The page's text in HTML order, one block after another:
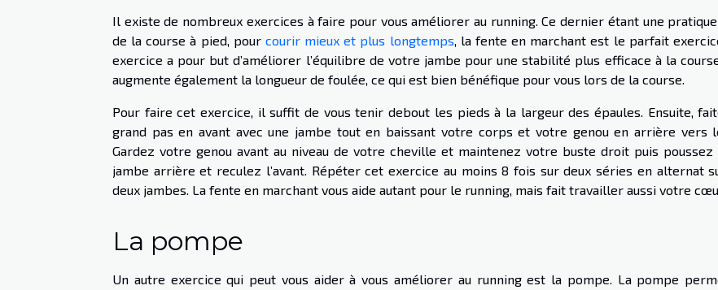
Il existe de nombreux exercices à faire pour vous améliorer au running. Ce dernier étant une
de la course à pied, pour courir mieux et plus longtemps, la fente en marchant est le parfait
exercice a pour but d’améliorer l’équilibre de votre jambe pour une stabilité plus efficace à la
augmente également la longueur de foulée, ce qui est bien bénéfique pour vous lors de la course.
Pour faire cet exercice, il suffit de vous tenir debout les pieds à la largeur des épaules. Ensuite,
grand pas en avant avec une jambe tout en baissant votre corps et votre genou en arrière vers
Gardez votre genou avant au niveau de votre cheville et maintenez votre buste droit puis poussez
jambe arrière et reculez l’avant. Répéter cet exercice au moins 8 fois sur deux séries en alternat
deux jambes. La fente en marchant vous aide autant pour le running, mais fait travailler aussi votre
La pompe
Un autre exercice qui peut vous aider à vous améliorer au running est la pompe. La pompe